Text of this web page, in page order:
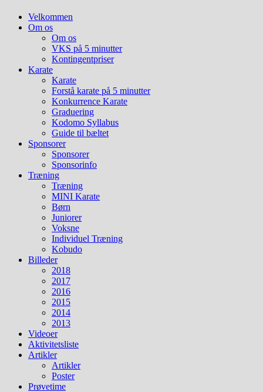
Velkommen
Om os
Om os
VKS på 5 minutter
Kontingentpriser
Karate
Karate
Forstå karate på 5 minutter
Konkurrence Karate
Graduering
Kodomo Syllabus
Guide til bæltet
Sponsorer
Sponsorer
Sponsorinfo
Træning
Træning
MINI Karate
Børn
Juniorer
Voksne
Individuel Træning
Kobudo
Billeder
2018
2017
2016
2015
2014
2013
Videoer
Aktivitetsliste
Artikler
Artikler
Poster
Prøvetime